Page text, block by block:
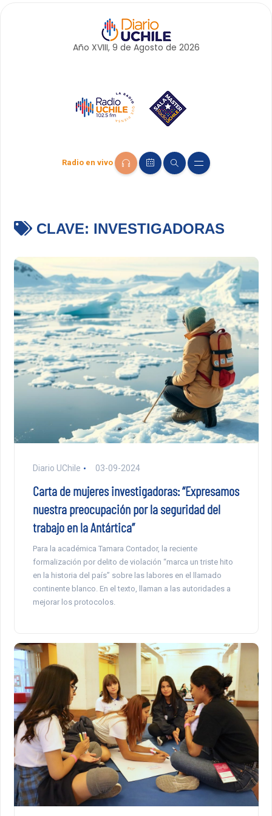
Año XVIII, 9 de Agosto de 2026
Radio en vivo
CLAVE: INVESTIGADORAS
Diario UChile 03-09-2024
Carta de mujeres investigadoras: “Expresamos
nuestra preocupación por la seguridad del
trabajo en la Antártica”
Para la académica Tamara Contador, la reciente
formalización por delito de violación “marca un triste hito
en la historia del país” sobre las labores en el llamado
continente blanco. En el texto, llaman a las autoridades a
mejorar los protocolos.